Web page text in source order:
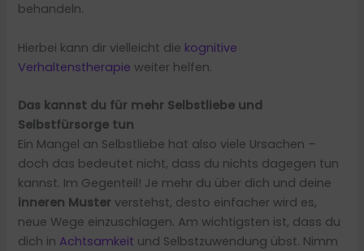
behandeln.
Hierbei kann dir vielleicht die kognitive
Verhaltenstherapie weiter helfen.
Das kannst du für mehr Selbstliebe und
Selbstfürsorge tun
Ein Mangel an Selbstliebe hat also viele Ursachen –
doch das bedeutet nicht, dass du nichts dagegen tun
kannst. Im Gegenteil! Je mehr du über dich und deine
inneren Muster verstehst, desto einfacher wird es,
neue Wege einzuschlagen. Am wichtigsten ist, dass du
dich in Achtsamkeit und Selbstzuwendung übst. Nimm